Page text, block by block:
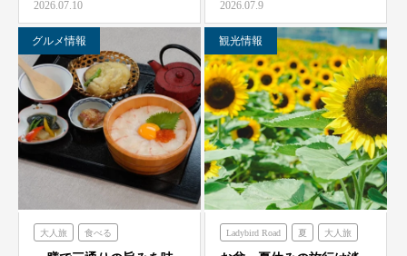
グランシャリオ
シェフガーデン
クラフトサーカス
ニジゲンノモリ
2026.07.10 2026.07.9
グルメ情報
大人旅 食べる
観光情報
Ladybird Road 夏 大人旅